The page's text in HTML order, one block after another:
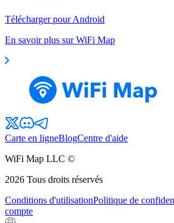
Télécharger pour Android
En savoir plus sur WiFi Map
Carte en ligneBlogCentre d'aide
WiFi Map LLC ©
2026 Tous droits réservés
Conditions d'utilisationPolitique de
compte